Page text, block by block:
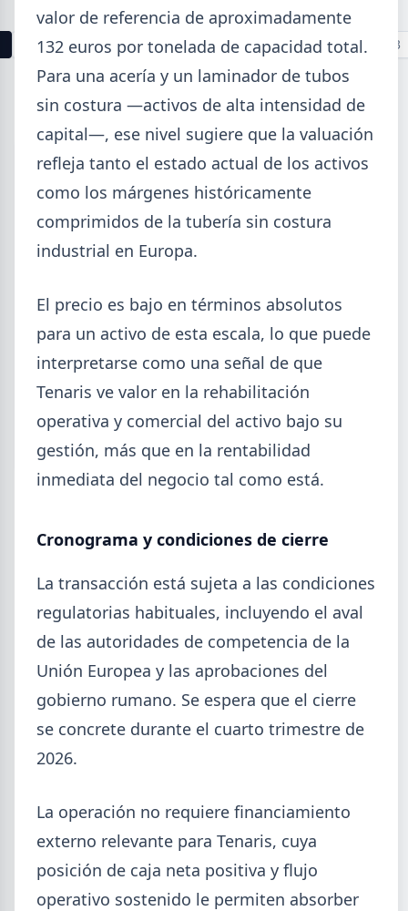
3 4 5 6 7 8 9 10 11 12 13
Buscar
Agosto (4)
Junio (19)
Marzo (6)
Febrero (4)
Enero (2)
Cheques rechazados en alza: la cadena de pagos metalúrgica
muestra signos de estrés
valores de abril
Día de la Siderurgia: cómo llega el sector al aniversario 78 del
legado de Savio
Perfiles.com.ar abrió su tercera sucursal en zona norte: llegó a
Informe ADIMRA junio 2026: la producción metalúrgica cayó
4,6%
valor de referencia de aproximadamente
132 euros por tonelada de capacidad total.
Para una acería y un laminador de tubos
sin costura —activos de alta intensidad de
capital—, ese nivel sugiere que la valuación
refleja tanto el estado actual de los activos
como los márgenes históricamente
comprimidos de la tubería sin costura
industrial en Europa.
El precio es bajo en términos absolutos
para un activo de esta escala, lo que puede
interpretarse como una señal de que
Tenaris ve valor en la rehabilitación
operativa y comercial del activo bajo su
gestión, más que en la rentabilidad
inmediata del negocio tal como está.
Cronograma y condiciones de cierre
La transacción está sujeta a las condiciones
regulatorias habituales, incluyendo el aval
de las autoridades de competencia de la
Unión Europea y las aprobaciones del
gobierno rumano. Se espera que el cierre
se concrete durante el cuarto trimestre de
2026.
La operación no requiere financiamiento
externo relevante para Tenaris, cuya
posición de caja neta positiva y flujo
operativo sostenido le permiten absorber